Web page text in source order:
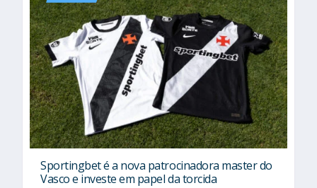
Sportingbet é a nova patrocinadora master do
Vasco e investe em papel da torcida